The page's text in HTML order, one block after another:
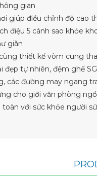
gian
giúp điều chỉnh độ
điệu 5 cánh sao khỏe
giãn
thiết kế vòm cung
đẹp tự nhiên, đệm ghế
các đường may ngang
cho giới văn phòng
với sức khỏe người